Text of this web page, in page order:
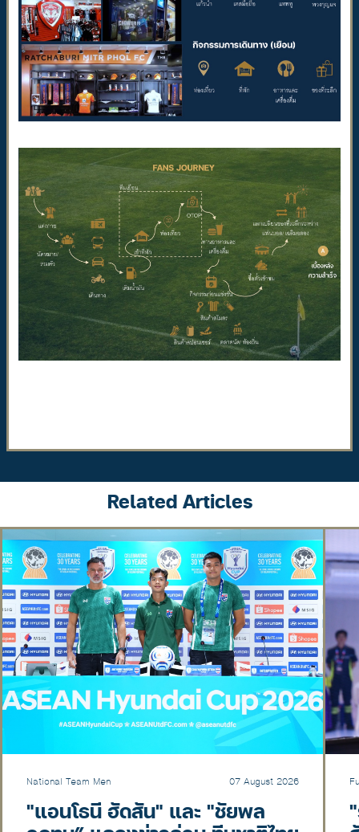
Related Articles
National Team Men 07 August 2026
"แอนโธนี ฮัดสัน" และ "ชัยพล